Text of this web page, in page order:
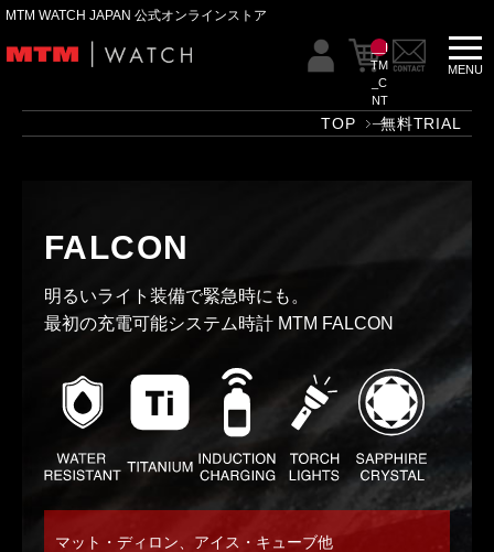
MTM WATCH JAPAN 公式オンラインストア
__I
TM
_C
NT
__
TOP 無料TRIAL
FALCON
明るいライト装備で緊急時にも。
最初の充電可能システム時計 MTM FALCON
マット・ディロン、アイス・キューブ他